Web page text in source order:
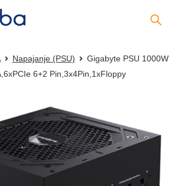
Napajanje (PSU)
Gigabyte PSU 1000W
6+2 Pin,3x4Pin,1xFloppy